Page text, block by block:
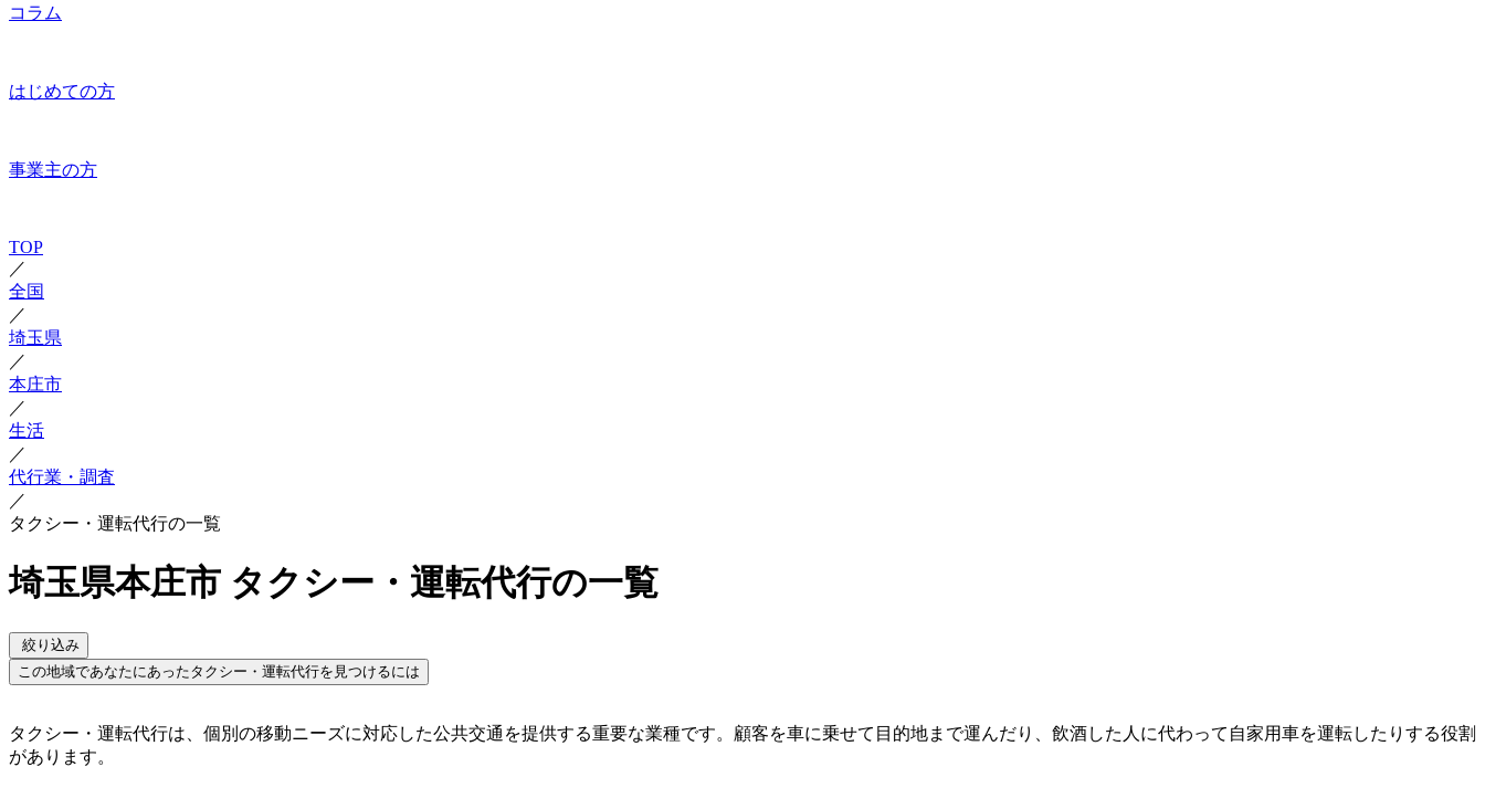
コラム
はじめての方
事業主の方
TOP
／
全国
／
埼玉県
／
本庄市
／
生活
／
代行業・調査
／
タクシー・運転代行の一覧
埼玉県本庄市 タクシー・運転代行の一覧
絞り込み
この地域であなたにあったタクシー・運転代行を見つけるには
タクシー・運転代行は、個別の移動ニーズに対応した公共交通を提供する重要な業種です。顧客を車に乗せて目的地まで運んだり、飲酒した人に代わって自家用車を運転したりする役割
があります。